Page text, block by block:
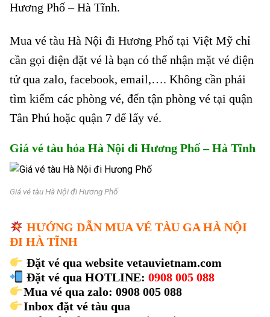
Hương Phố – Hà Tĩnh.
Mua vé tàu Hà Nội đi Hương Phố tại Việt Mỹ chỉ
cần gọi điện đặt vé là bạn có thể nhận mặt vé điện
tử qua zalo, facebook, email,…. Không cần phải
tìm kiếm các phòng vé, đến tận phòng vé tại quận
Tân Phú hoặc quận 7 để lấy vé.
Giá vé tàu hỏa Hà Nội đi Hương Phố– Hà Tĩnh
Giá vé tàu Hà Nội đi Hương Phố
HƯỚNG DẪN MUA VÉ TÀU GA HÀ NỘI
ĐI HÀ TĨNH
Đặt vé qua website vetauvietnam.com
Đặt vé qua HOTLINE: 0908 005 088
Mua vé qua zalo: 0908 005 088
Inbox đặt vé tàu qua